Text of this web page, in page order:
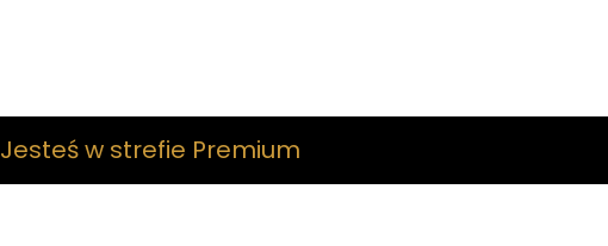
Jesteś w strefie Premium